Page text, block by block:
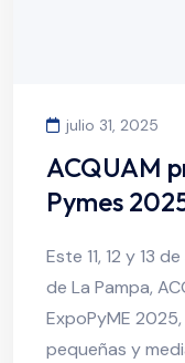
julio 31, 2025
ACQUAM
Pymes
Este 11, 12 y 13
de La Pampa,
ExpoPyME
pequeñas y